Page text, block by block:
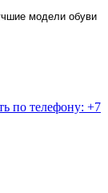
модели обуви
по телефону: +7